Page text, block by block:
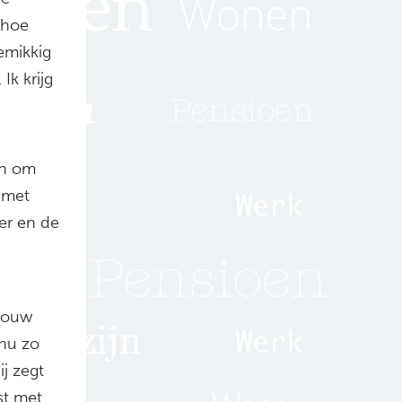
krijg
om
en de
zo
zegt
met